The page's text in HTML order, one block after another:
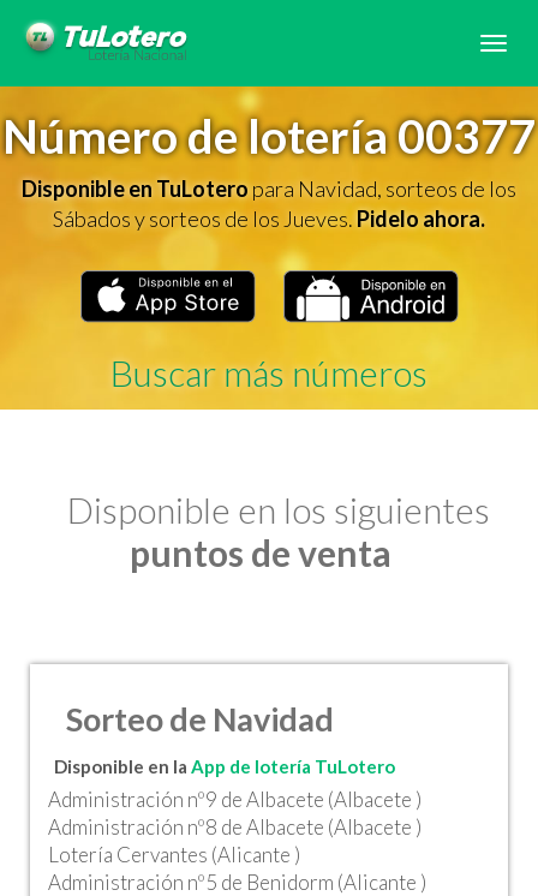
Número de lotería 00377
Disponible en TuLoteropara Navidad, sorteos de los
Sábados y sorteos de los Jueves.Pidelo ahora.
Buscar más números
Disponible en los siguientes
puntos de venta
Sorteo de Navidad
Disponible en la App de lotería TuLotero
Administración nº9 de Albacete (Albacete )
Administración nº8 de Albacete (Albacete )
Lotería Cervantes (Alicante )
Administración nº5 de Benidorm (Alicante )